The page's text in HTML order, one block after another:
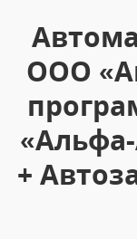
ООО
+